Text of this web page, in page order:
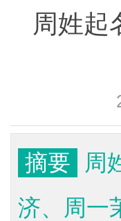
周姓起
摘要
周
济、周一